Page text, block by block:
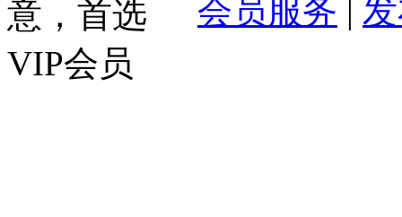
会员服务 |